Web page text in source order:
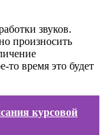
звуков.
произносить
то время это будет
курсовой